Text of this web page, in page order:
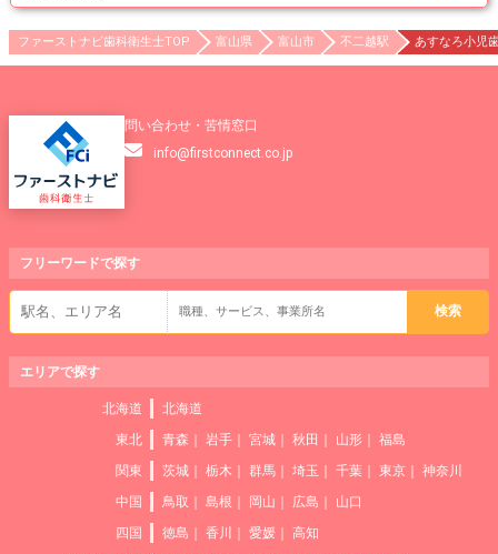
ファーストナビ歯科衛生士TOP 富山県 富山市 不二越駅 あすなろ小児
問い合わせ・苦情窓口
info@firstconnect.co.jp
フリーワードで探す
エリアで探す
北海道
北海道
東北
青森 岩手 宮城 秋田 山形
福島
関東
茨城 栃木 群馬 埼玉 千葉 東京
神奈川
中国
鳥取 島根 岡山 広島
山口
四国
徳島 香川 愛媛
高知